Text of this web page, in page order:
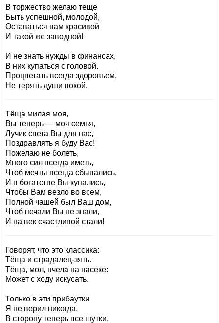
В торжество желаю теще
Быть успешной, молодой,
Оставаться вам красивой
И такой же заводной!
И не знать нужды в финансах,
В них купаться с головой,
Процветать всегда здоровьем,
Не терять души покой.
Тёща милая моя,
Вы теперь — моя семья,
Лучик света Вы для нас,
Поздравлять я буду Вас!
Пожелаю не болеть,
Много сил всегда иметь,
Чтоб мечты всегда сбывались,
И в богатстве Вы купались,
Чтобы Вам везло во всем,
Полной чашей был Ваш дом,
Чтоб печали Вы не знали,
И на век счастливой стали!
Говорят, что это классика:
Тёща и страдалец-зять.
Тёща, мол, пчела на пасеке:
Может с ходу искусать.
Только в эти прибаутки
Я не верил никогда,
В сторону теперь все шутки,